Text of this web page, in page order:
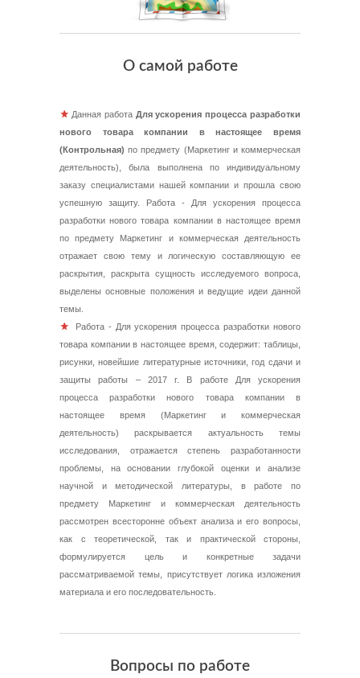
О самой работе
Данная работа Для ускорения процесса разработки
нового товара компании в настоящее время
(Контрольная) по предмету (Маркетинг и коммерческая
деятельность), была выполнена по индивидуальному
заказу специалистами нашей компании и прошла свою
успешную защиту. Работа - Для ускорения процесса
разработки нового товара компании в настоящее время
по предмету Маркетинг и коммерческая деятельность
отражает свою тему и логическую составляющую ее
раскрытия, раскрыта сущность исследуемого вопроса,
выделены основные положения и ведущие идеи данной
темы.
Работа - Для ускорения процесса разработки нового
товара компании в настоящее время, содержит: таблицы,
рисунки, новейшие литературные источники, год сдачи и
защиты работы – 2017 г. В работе Для ускорения
процесса разработки нового товара компании в
настоящее время (Маркетинг и коммерческая
деятельность) раскрывается актуальность темы
исследования, отражается степень разработанности
проблемы, на основании глубокой оценки и анализе
научной и методической литературы, в работе по
предмету Маркетинг и коммерческая деятельность
рассмотрен всесторонне объект анализа и его вопросы,
как с теоретической, так и практической стороны,
формулируется цель и конкретные задачи
рассматриваемой темы, присутствует логика изложения
материала и его последовательность.
Вопросы по работе